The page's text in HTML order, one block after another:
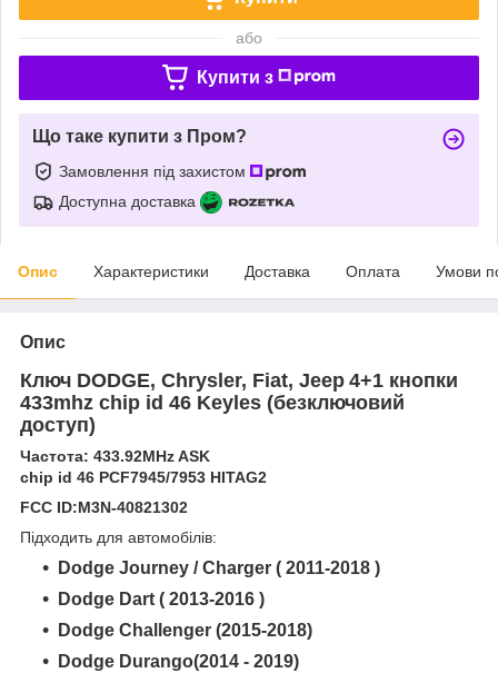
або
Купити з
Що таке купити з Пром?
Замовлення під захистом
Доступна доставка
Опис Характеристики Доставка Оплата Умови
Опис
Ключ DODGE, Chrysler, Fiat, Jeep 4+1 кнопки
433mhz chip id 46 Keyles (безключовий
доступ)
Частота: 433.92MHz ASK
chip id 46 PCF7945/7953 HITAG2
FCC ID:M3N-40821302
Підходить для автомобілів:
Dodge Journey / Charger ( 2011-2018 )
Dodge Dart ( 2013-2016 )
Dodge Challenger (2015-2018)
Dodge Durango(2014 - 2019)